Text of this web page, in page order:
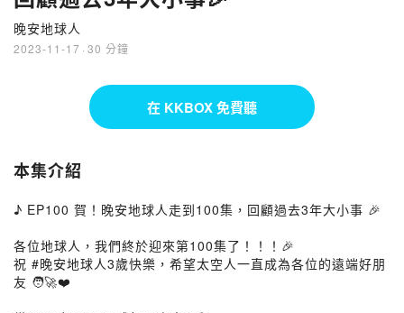
晚安地球人
2023-11-17 · 30 分鐘
在 KKBOX 免費聽
本集介紹
♪ EP100 賀！晚安地球人走到100集，回顧過去3年大小事 🎉
各位地球人，我們終於迎來第100集了！！！🎉
祝 #晚安地球人3歲快樂，希望太空人一直成為各位的遠端好朋
友 🧑‍🚀❤️